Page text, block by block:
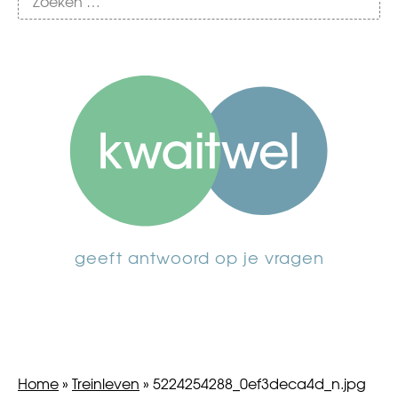
geeft antwoord op je vragen
Home» Treinleven » 5224254288_0ef3deca4d_n.jpg